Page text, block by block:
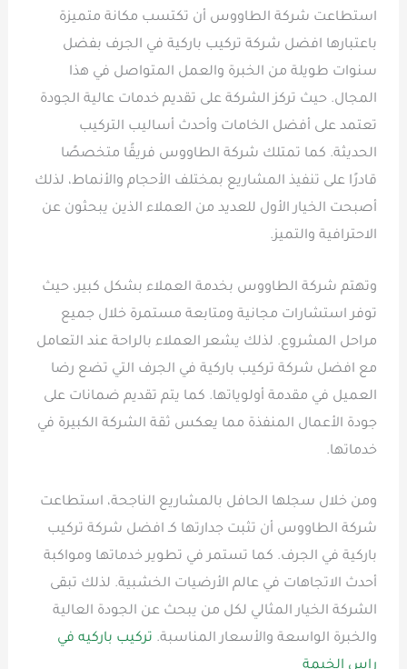
استطاعت شركة الطاووس أن تكتسب مكانة متميزة
باعتبارها افضل شركة تركيب باركية في الجرف بفضل
سنوات طويلة من الخبرة والعمل المتواصل في هذا
المجال. حيث تركز الشركة على تقديم خدمات عالية الجودة
تعتمد على أفضل الخامات وأحدث أساليب التركيب
الحديثة. كما تمتلك شركة الطاووس فريقًا متخصصًا
قادرًا على تنفيذ المشاريع بمختلف الأحجام والأنماط، لذلك
أصبحت الخيار الأول للعديد من العملاء الذين يبحثون عن
الاحترافية والتميز.
وتهتم شركة الطاووس بخدمة العملاء بشكل كبير، حيث
توفر استشارات مجانية ومتابعة مستمرة خلال جميع
مراحل المشروع. لذلك يشعر العملاء بالراحة عند التعامل
مع افضل شركة تركيب باركية في الجرف التي تضع رضا
العميل في مقدمة أولوياتها. كما يتم تقديم ضمانات على
جودة الأعمال المنفذة مما يعكس ثقة الشركة الكبيرة في
خدماتها.
ومن خلال سجلها الحافل بالمشاريع الناجحة، استطاعت
شركة الطاووس أن تثبت جدارتها كـ افضل شركة تركيب
باركية في الجرف. كما تستمر في تطوير خدماتها ومواكبة
أحدث الاتجاهات في عالم الأرضيات الخشبية. لذلك تبقى
الشركة الخيار المثالي لكل من يبحث عن الجودة العالية
والخبرة الواسعة والأسعار المناسبة. تركيب باركيه في
راس الخيمة